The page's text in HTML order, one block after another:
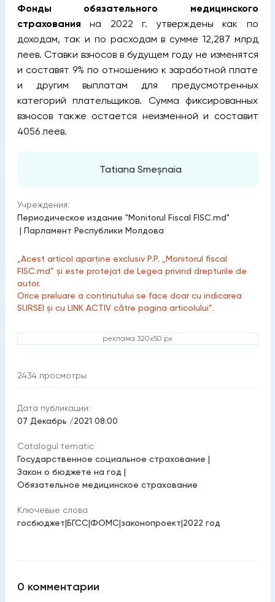
Фонды обязательного медицинского
страхования на 2022 г. утверждены как по
доходам, так и по расходам в сумме 12,287 млрд
леев. Ставки взносов в будущем году не изменятся
и составят 9% по отношению к заработной плате
и другим выплатам для предусмотренных
категорий плательщиков. Сумма фиксированных
взносов также остается неизменной и составит
4056 леев.
Tatiana Smeșnaia
Учреждения:
Периодическое издание "Monitorul Fiscal FISC.md"
| Парламент Республики Молдова
„Acest articol aparține exclusiv P.P. „Monitorul fiscal
FISC.md” și este protejat de Legea privind drepturile de
autor.
Orice preluare a conținutului se face doar cu indicarea
SURSEI și cu LINK ACTIV către pagina articolului”.
реклама 320x50 px
2434 просмотры
Дата публикации:
07 Декабрь /2021 08:00
Catalogul tematic
Государственное социальное страхование |
Закон о бюджете на год |
Обязательное медицинское страхование
Ключевые слова
госбюджет|БГСС|ФОМС|законопроект|2022 год
0 комментарии